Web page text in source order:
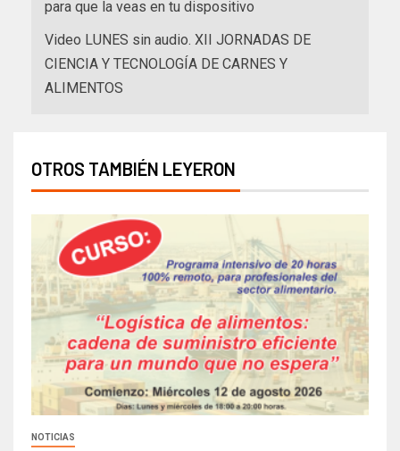
para que la veas en tu dispositivo
Video LUNES sin audio. XII JORNADAS DE
CIENCIA Y TECNOLOGÍA DE CARNES Y
ALIMENTOS
OTROS TAMBIÉN LEYERON
NOTICIAS